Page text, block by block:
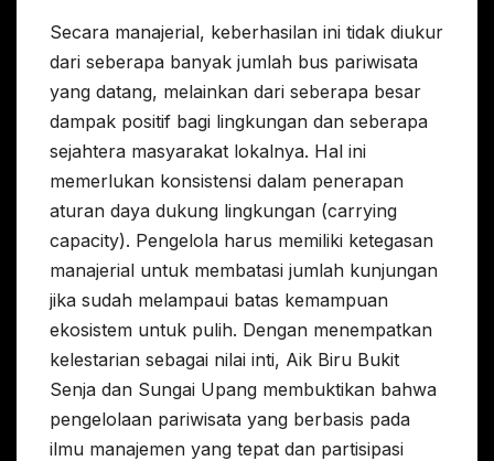
Secara manajerial, keberhasilan ini tidak diukur
dari seberapa banyak jumlah bus pariwisata
yang datang, melainkan dari seberapa besar
dampak positif bagi lingkungan dan seberapa
sejahtera masyarakat lokalnya. Hal ini
memerlukan konsistensi dalam penerapan
aturan daya dukung lingkungan (carrying
capacity). Pengelola harus memiliki ketegasan
manajerial untuk membatasi jumlah kunjungan
jika sudah melampaui batas kemampuan
ekosistem untuk pulih. Dengan menempatkan
kelestarian sebagai nilai inti, Aik Biru Bukit
Senja dan Sungai Upang membuktikan bahwa
pengelolaan pariwisata yang berbasis pada
ilmu manajemen yang tepat dan partisipasi